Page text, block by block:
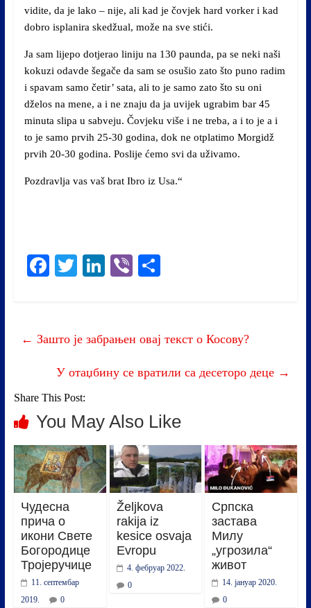
vidite, da je lako – nije, ali kad je čovjek hard vorker i kad
dobro isplanira skedžual, može na sve stići.
Ja sam lijepo dotjerao liniju na 130 paunda, pa se neki naši
kokuzi odavde šegače da sam se osušio zato što puno radim
i spavam samo četir’ sata, ali to je samo zato što su oni
dželos na mene, a i ne znaju da ja uvijek ugrabim bar 45
minuta slipa u sabveju. Čovjeku više i ne treba, a i to je a i
to je samo prvih 25-30 godina, dok ne otplatimo Morgidž
prvih 20-30 godina. Poslije ćemo svi da uživamo.
Pozdravlja vas vaš brat Ibro iz Usa.“
Fa
ok
T
r
Li
In
Vi S
← Зашто је забрањен овај текст о Косову?
У отаџбину се вратили са десеторо деце →
Share This Post:
You May Also Like
Чудесна
прича о
икони Свете
Богородице
Тројеручице
11. септембар
2019.
0
Željkova
rakija iz
kesice osvaja
Evropu
4. фебруар 2022.
0
Српска
застава
Милу
„угрозила“
живот
14. јануар 2020.
0